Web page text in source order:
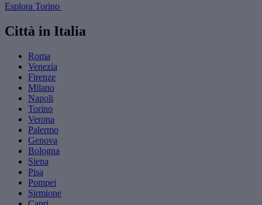
Esplora Torino
Città in Italia
Roma
Venezia
Firenze
Milano
Napoli
Torino
Verona
Palermo
Genova
Bologna
Siena
Pisa
Pompei
Sirmione